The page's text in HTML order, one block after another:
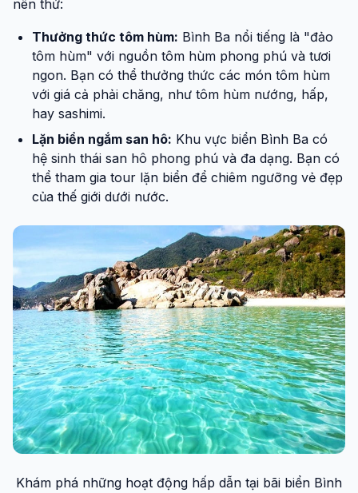
nên thử:
Thưởng thức tôm hùm: Bình Ba nổi tiếng là "đảo
tôm hùm" với nguồn tôm hùm phong phú và tươi
ngon. Bạn có thể thưởng thức các món tôm hùm
với giá cả phải chăng, như tôm hùm nướng, hấp,
hay sashimi.
Lặn biển ngắm san hô: Khu vực biển Bình Ba có
hệ sinh thái san hô phong phú và đa dạng. Bạn có
thể tham gia tour lặn biển để chiêm ngưỡng vẻ đẹp
của thế giới dưới nước.
Khám phá những hoạt động hấp dẫn tại bãi biển Bình